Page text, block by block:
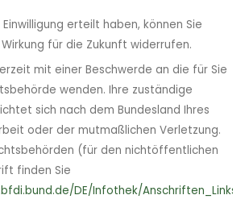
erteilt haben, können Sie
für die Zukunft widerrufen.
mit einer Beschwerde an die für Sie
wenden. Ihre zuständige
sich nach dem Bundesland Ihres
oder der mutmaßlichen Verletzung.
(für den nichtöffentlichen
finden Sie
DE/Infothek/